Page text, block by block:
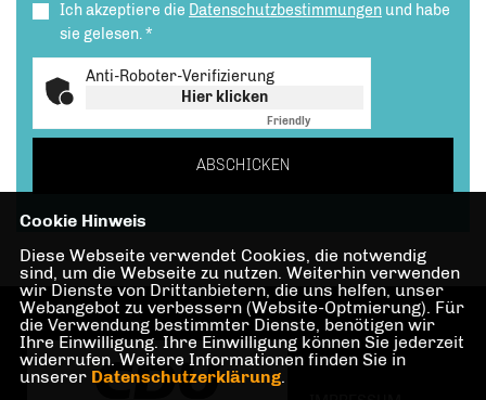
Ich akzeptiere die Datenschutzbestimmungen und habe
sie gelesen.*
Anti-Roboter-Verifizierung
Hier klicken
Friendly
ABSCHICKEN
Cookie Hinweis
Diese Webseite verwendet Cookies, die notwendig
sind, um die Webseite zu nutzen. Weiterhin verwenden
wir Dienste von Drittanbietern, die uns helfen, unser
Webangebot zu verbessern (Website-Optmierung). Für
die Verwendung bestimmter Dienste, benötigen wir
Ihre Einwilligung. Ihre Einwilligung können Sie jederzeit
widerrufen. Weitere Informationen finden Sie in
unserer Datenschutzerklärung.